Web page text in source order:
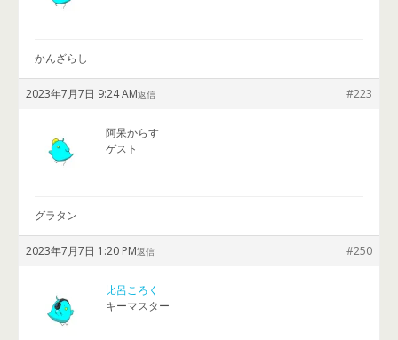
かんざらし
2023年7月7日 9:24 AM #223
返信
阿呆からす
ゲスト
グラタン
2023年7月7日 1:20 PM #250
返信
比呂ころく
キーマスター